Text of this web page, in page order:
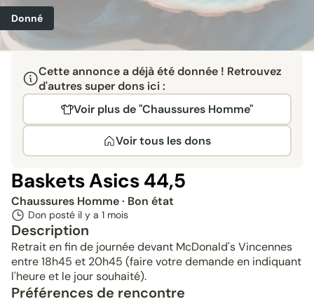
Donné
Cette annonce a déjà été donnée ! Retrouvez
d'autres super dons ici :
Voir plus de "Chaussures Homme"
Voir tous les dons
Baskets Asics 44,5
Chaussures Homme· Bon état
Don posté il y a 1 mois
Description
Retrait en fin de journée devant McDonald's Vincennes
entre 18h45 et 20h45 (faire votre demande en indiquant
l'heure et le jour souhaité).
Préférences de rencontre